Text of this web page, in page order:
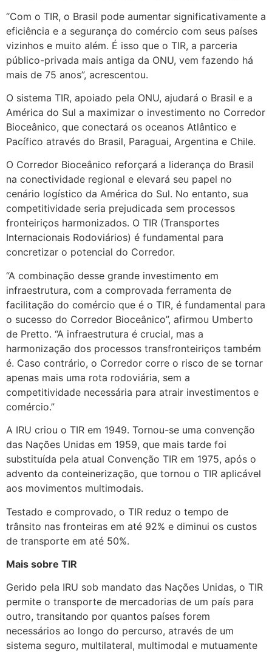
“Com o TIR, o Brasil pode aumentar significativamente a
eficiência e a segurança do comércio com seus países
vizinhos e muito além. É isso que o TIR, a parceria
público-privada mais antiga da ONU, vem fazendo há
mais de 75 anos”, acrescentou.
O sistema TIR, apoiado pela ONU, ajudará o Brasil e a
América do Sul a maximizar o investimento no Corredor
Bioceânico, que conectará os oceanos Atlântico e
Pacífico através do Brasil, Paraguai, Argentina e Chile.
O Corredor Bioceânico reforçará a liderança do Brasil
na conectividade regional e elevará seu papel no
cenário logístico da América do Sul. No entanto, sua
competitividade seria prejudicada sem processos
fronteiriços harmonizados. O TIR (Transportes
Internacionais Rodoviários) é fundamental para
concretizar o potencial do Corredor.
“A combinação desse grande investimento em
infraestrutura, com a comprovada ferramenta de
facilitação do comércio que é o TIR, é fundamental para
o sucesso do Corredor Bioceânico”, afirmou Umberto
de Pretto. “A infraestrutura é crucial, mas a
harmonização dos processos transfronteiriços também
é. Caso contrário, o Corredor corre o risco de se tornar
apenas mais uma rota rodoviária, sem a
competitividade necessária para atrair investimentos e
comércio.”
A IRU criou o TIR em 1949. Tornou-se uma convenção
das Nações Unidas em 1959, que mais tarde foi
substituída pela atual Convenção TIR em 1975, após o
advento da conteinerização, que tornou o TIR aplicável
aos movimentos multimodais.
Testado e comprovado, o TIR reduz o tempo de
trânsito nas fronteiras em até 92% e diminui os custos
de transporte em até 50%.
Mais sobre TIR
Gerido pela IRU sob mandato das Nações Unidas, o TIR
permite o transporte de mercadorias de um país para
outro, transitando por quantos países forem
necessários ao longo do percurso, através de um
sistema seguro, multilateral, multimodal e mutuamente